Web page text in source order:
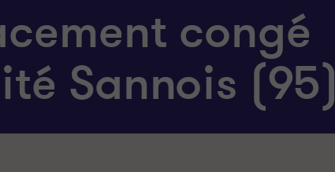
congé
Sannois (95)